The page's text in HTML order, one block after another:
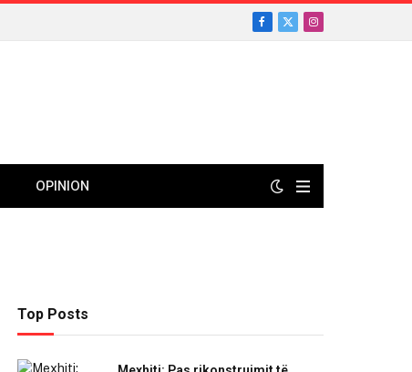
Facebook
X
Instagram
OPINION
Top Posts